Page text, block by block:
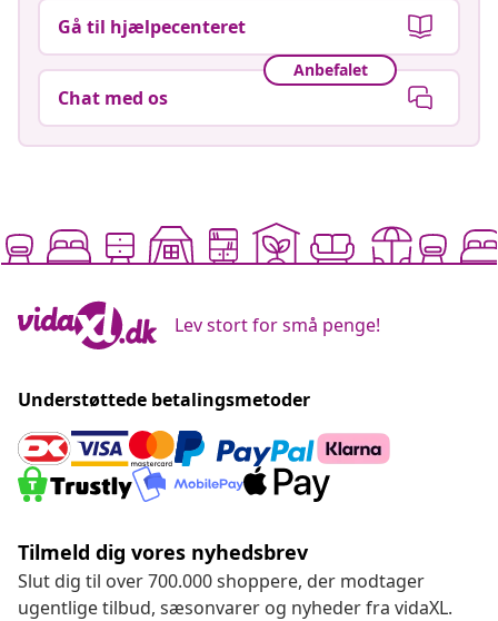
Gå til hjælpecenteret
Anbefalet
Chat med os
Lev stort for små penge!
Understøttede betalingsmetoder
Tilmeld dig vores nyhedsbrev
Slut dig til over 700.000 shoppere, der modtager
ugentlige tilbud, sæsonvarer og nyheder fra vidaXL.